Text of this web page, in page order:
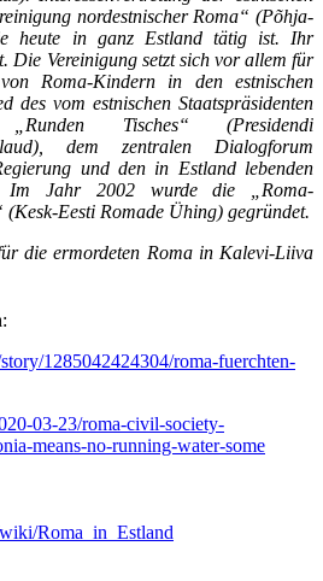
nordestnischer Roma“ (Põhja-
heute in ganz Estland tätig ist. Ihr
Die Vereinigung setzt sich vor allem für
Roma-Kindern in den estnischen
des vom estnischen Staatspräsidenten
Tisches“ (Presidendi
dem zentralen Dialogforum
und den in Estland lebenden
Im Jahr 2002 wurde die „Roma-
(Kesk-Eesti Romade Ühing) gegründet.
die ermordeten Roma in Kalevi-Liiva
1285042424304/roma-fuerchten-
03-23/roma-civil-society-
means-no-running-water-some
Roma_in_Estland